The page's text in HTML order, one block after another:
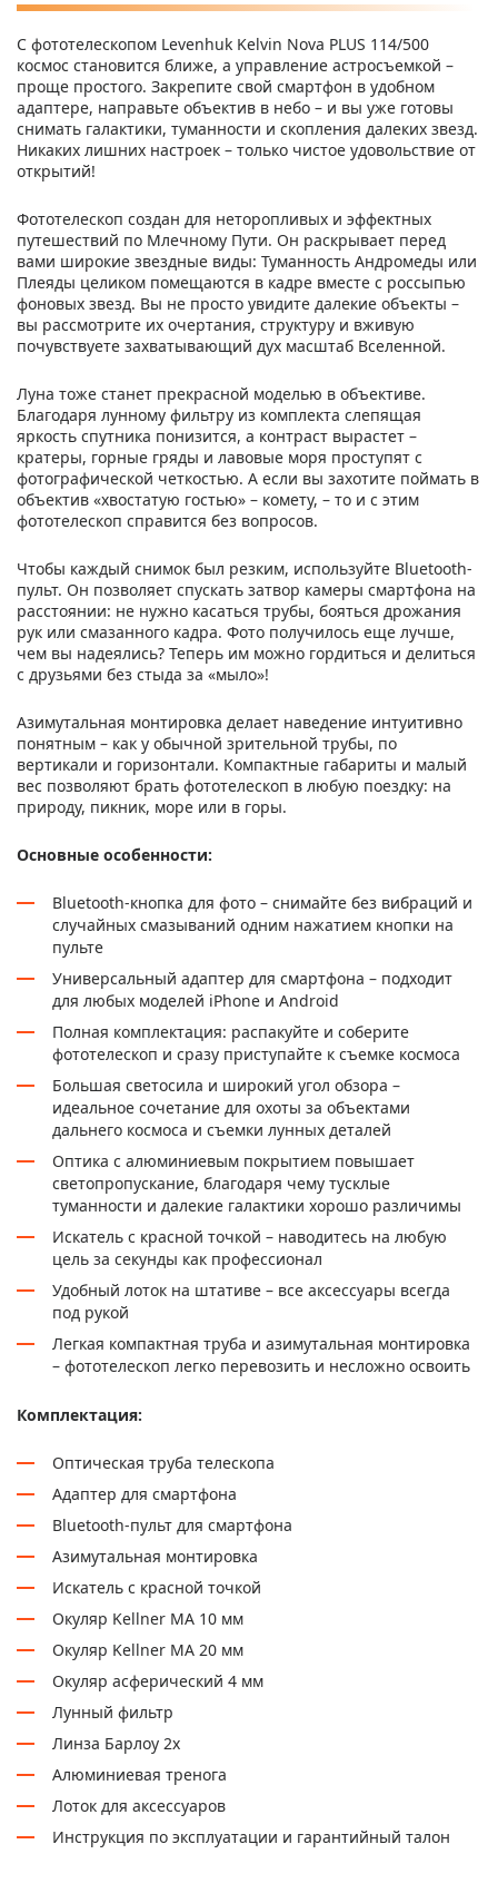
С фототелескопом Levenhuk Kelvin Nova PLUS 114/500
космос становится ближе, а управление астросъемкой –
проще простого. Закрепите свой смартфон в удобном
адаптере, направьте объектив в небо – и вы уже готовы
снимать галактики, туманности и скопления далеких звезд.
Никаких лишних настроек – только чистое удовольствие от
открытий!
Фототелескоп создан для неторопливых и эффектных
путешествий по Млечному Пути. Он раскрывает перед
вами широкие звездные виды: Туманность Андромеды или
Плеяды целиком помещаются в кадре вместе с россыпью
фоновых звезд. Вы не просто увидите далекие объекты –
вы рассмотрите их очертания, структуру и вживую
почувствуете захватывающий дух масштаб Вселенной.
Луна тоже станет прекрасной моделью в объективе.
Благодаря лунному фильтру из комплекта слепящая
яркость спутника понизится, а контраст вырастет –
кратеры, горные гряды и лавовые моря проступят с
фотографической четкостью. А если вы захотите поймать в
объектив «хвостатую гостью» – комету, – то и с этим
фототелескоп справится без вопросов.
Чтобы каждый снимок был резким, используйте Bluetooth-
пульт. Он позволяет спускать затвор камеры смартфона на
расстоянии: не нужно касаться трубы, бояться дрожания
рук или смазанного кадра. Фото получилось еще лучше,
чем вы надеялись? Теперь им можно гордиться и делиться
с друзьями без стыда за «мыло»!
Азимутальная монтировка делает наведение интуитивно
понятным – как у обычной зрительной трубы, по
вертикали и горизонтали. Компактные габариты и малый
вес позволяют брать фототелескоп в любую поездку: на
природу, пикник, море или в горы.
Основные особенности:
Bluetooth-кнопка для фото – снимайте без вибраций и
случайных смазываний одним нажатием кнопки на
пульте
Универсальный адаптер для смартфона – подходит
для любых моделей iPhone и Android
Полная комплектация: распакуйте и соберите
фототелескоп и сразу приступайте к съемке космоса
Большая светосила и широкий угол обзора –
идеальное сочетание для охоты за объектами
дальнего космоса и съемки лунных деталей
Оптика с алюминиевым покрытием повышает
светопропускание, благодаря чему тусклые
туманности и далекие галактики хорошо различимы
Искатель с красной точкой – наводитесь на любую
цель за секунды как профессионал
Удобный лоток на штативе – все аксессуары всегда
под рукой
Легкая компактная труба и азимутальная монтировка
– фототелескоп легко перевозить и несложно освоить
Комплектация:
Оптическая труба телескопа
Адаптер для смартфона
Bluetooth-пульт для смартфона
Азимутальная монтировка
Искатель с красной точкой
Окуляр Kellner MA 10 мм
Окуляр Kellner MA 20 мм
Окуляр асферический 4 мм
Лунный фильтр
Линза Барлоу 2х
Алюминиевая тренога
Лоток для аксессуаров
Инструкция по эксплуатации и гарантийный талон